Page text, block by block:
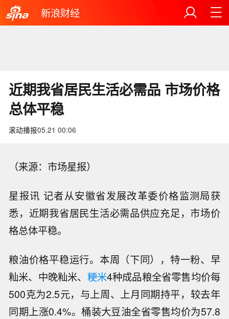
新浪财经
近期我省居民生活必需品 市场价格
总体平稳
滚动播报05.21 00:06
（来源：市场星报）
星报讯 记者从安徽省发展改革委价格监测局获
悉，近期我省居民生活必需品供应充足，市场价
格总体平稳。
粮油价格平稳运行。本周（下同），特一粉、早
籼米、中晚籼米、 粳米4种成品粮全省零售均价每
500克为2.5元，与上周、上月同期持平，较去年
同期上涨0.4%。桶装大豆油全省零售均价为57.8